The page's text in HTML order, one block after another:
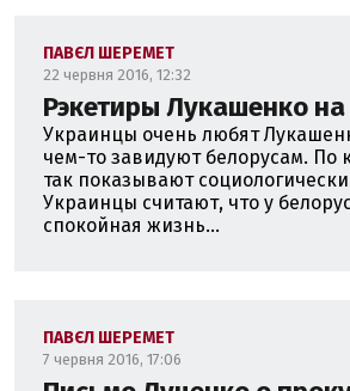
ПАВЄЛ ШЕРЕМЕТ
22 червня 2016, 12:32
Рэкетиры Лукашенко на
Украинцы очень любят
чем-то завидуют белорусам. По
так показывают
Украинцы считают, что у
спокойная жизнь...
ПАВЄЛ ШЕРЕМЕТ
7 червня 2016, 17:06